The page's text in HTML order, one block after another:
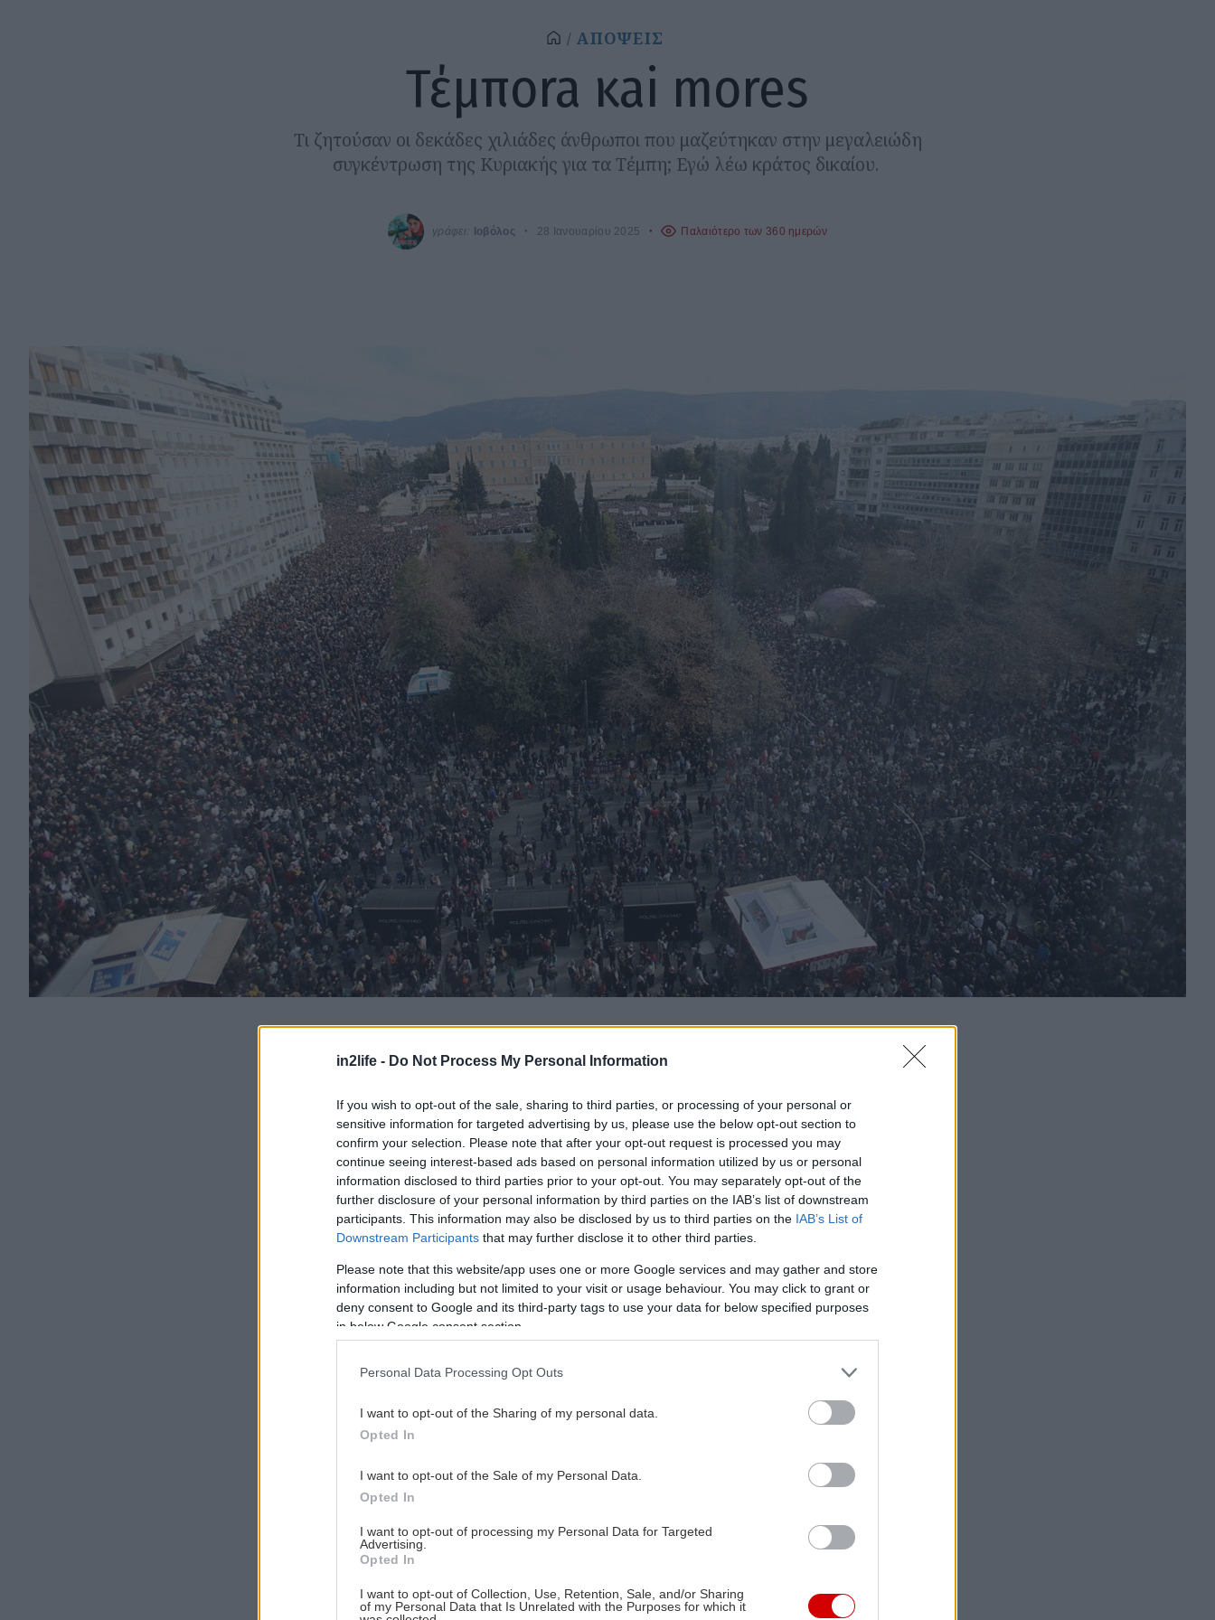
in2life - Do Not Process My Personal Information
If you wish to opt-out of the sale, sharing to third parties, or processing of your personal or
sensitive information for targeted advertising by us, please use the below opt-out section to
confirm your selection. Please note that after your opt-out request is processed you may
continue seeing interest-based ads based on personal information utilized by us or personal
information disclosed to third parties prior to your opt-out. You may separately opt-out of the
further disclosure of your personal information by third parties on the IAB’s list of downstream
participants. This information may also be disclosed by us to third parties on the IAB’s List of
Downstream Participants that may further disclose it to other third parties.
Please note that this website/app uses one or more Google services and may gather and store
information including but not limited to your visit or usage behaviour. You may click to grant or
deny consent to Google and its third-party tags to use your data for below specified purposes
in below Google consent section.
Personal Data Processing Opt Outs
I want to opt-out of the Sharing of my personal data.
Opted In
I want to opt-out of the Sale of my Personal Data.
Opted In
I want to opt-out of processing my Personal Data for Targeted
Advertising.
Opted In
I want to opt-out of Collection, Use, Retention, Sale, and/or Sharing
of my Personal Data that Is Unrelated with the Purposes for which it
ΑΠΟΨΕΙΣ
Τέμπora κai mores
Τι ζητούσαν οι δεκάδες χιλιάδες άνθρωποι που μαζεύτηκαν στην μεγαλειώδη
συγκέντρωση της Κυριακής για τα Τέμπη; Εγώ λέω κράτος δικαίου.
γράφει: Ιοβόλος 28 Ιανουαρίου 2025 Παλαιότερο των 360 ημερών